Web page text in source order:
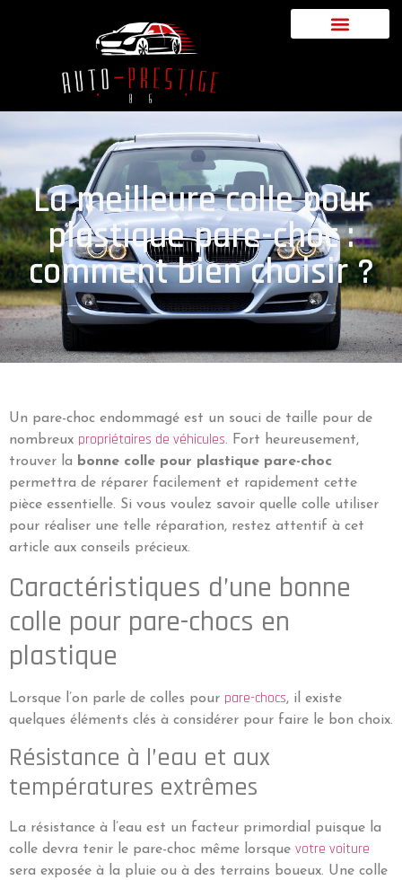
La meilleure colle pour
plastique pare-choc :
comment bien choisir ?
Un pare-choc endommagé est un souci de taille pour de
nombreux propriétaires de véhicules. Fort heureusement,
trouver la bonne colle pour plastique pare-choc
permettra de réparer facilement et rapidement cette
pièce essentielle. Si vous voulez savoir quelle colle utiliser
pour réaliser une telle réparation, restez attentif à cet
article aux conseils précieux.
Caractéristiques d’une bonne
colle pour pare-chocs en
plastique
Lorsque l’on parle de colles pour pare-chocs, il existe
quelques éléments clés à considérer pour faire le bon choix.
Résistance à l’eau et aux
températures extrêmes
La résistance à l’eau est un facteur primordial puisque la
colle devra tenir le pare-choc même lorsque votre voiture
sera exposée à la pluie ou à des terrains boueux. Une colle